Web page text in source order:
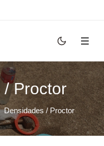
Proctor
Densidades / Proctor